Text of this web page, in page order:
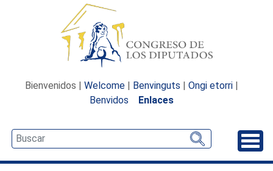
Bienvenidos | Welcome | Benvinguts | Ongi etorri |
Benvidos
Enlaces